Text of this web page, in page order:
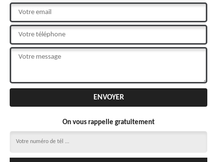
On vous rappelle gratuitement